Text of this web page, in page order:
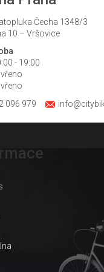
Čecha 1348/3
10 – Vršovice
- 19:00
096 979